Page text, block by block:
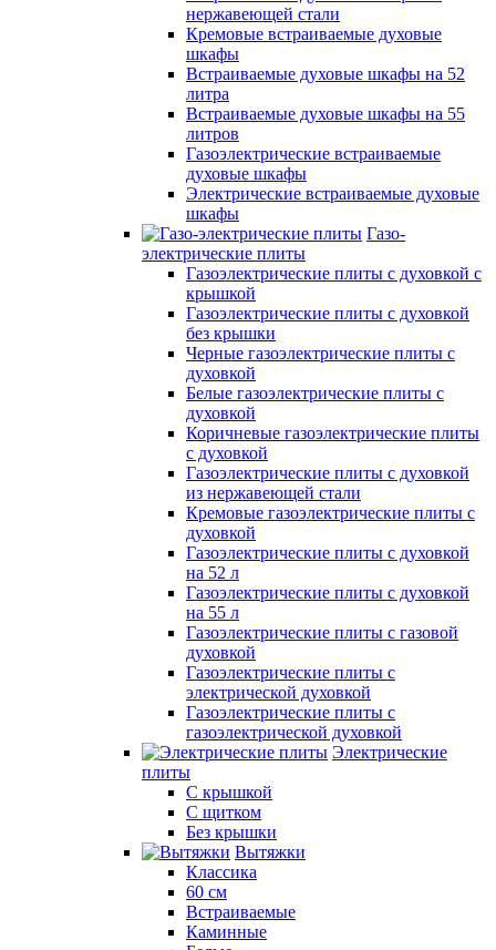
нержавеющей стали
Кремовые встраиваемые духовые
шкафы
Встраиваемые духовые шкафы на 52
литра
Встраиваемые духовые шкафы на 55
литров
Газоэлектрические встраиваемые
духовые шкафы
Электрические встраиваемые духовые
шкафы
Газо-
электрические плиты
Газоэлектрические плиты с духовкой с
крышкой
Газоэлектрические плиты с духовкой
без крышки
Черные газоэлектрические плиты с
духовкой
Белые газоэлектрические плиты с
духовкой
Коричневые газоэлектрические плиты
с духовкой
Газоэлектрические плиты с духовкой
из нержавеющей стали
Кремовые газоэлектрические плиты с
духовкой
Газоэлектрические плиты с духовкой
на 52 л
Газоэлектрические плиты с духовкой
на 55 л
Газоэлектрические плиты с газовой
духовкой
Газоэлектрические плиты с
электрической духовкой
Газоэлектрические плиты с
газоэлектрической духовкой
Электрические
плиты
С крышкой
С щитком
Без крышки
Вытяжки
Классика
60 см
Встраиваемые
Каминные